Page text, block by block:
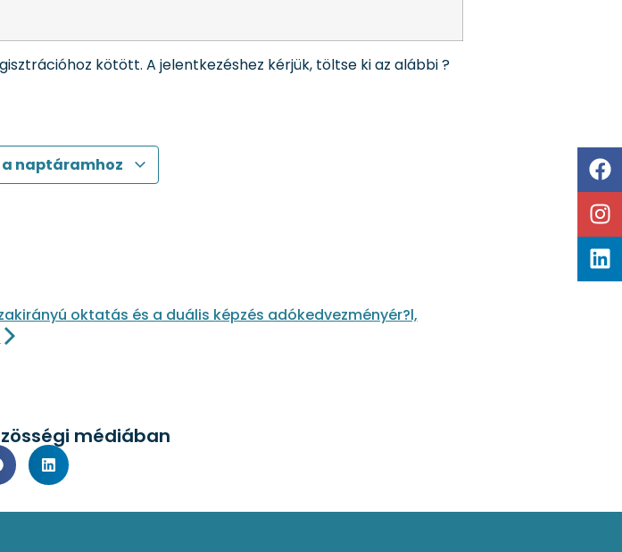
kötött. A jelentkezéshez kérjük, töltse ki az alábbi ?
naptáramhoz
oktatás és a duális képzés adókedvezményér?l,
médiában